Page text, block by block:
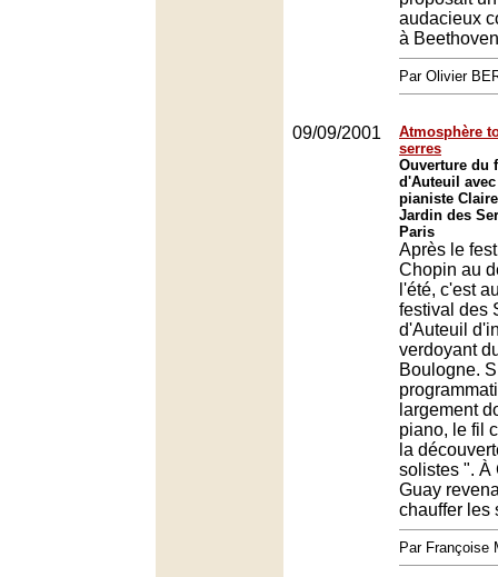
audacieux
à
Par Olivier
09/09/2001
Atmosphère
serres
Ouverture du
d'Auteuil
pianiste
Jardin des
Paris
Après le
Chopin au
l'été, c'est
festival des
d'Auteuil
verdoyant
Boulogne.
largement
piano, le fil
la
solistes ". À
Guay
chauffer les
Par Françoise